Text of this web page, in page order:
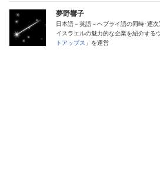
夢野響子
日本語－英語－ヘブライ語の同時･逐
イスラエルの魅力的な企業を紹介する
トアップス」 を運営